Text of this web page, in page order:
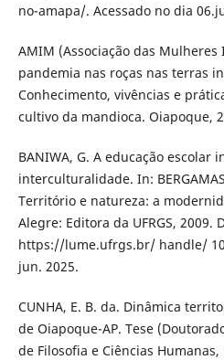
no-amapa/. Acessado no dia
AMIM (Associação das
pandemia nas roças nas terras
Conhecimento, vivências e
cultivo da mandioca. Oiapoque,
BANIWA, G. A educação escolar
interculturalidade. In:
Território e natureza: a
Alegre: Editora da UFRGS, 2009.
https://lume.ufrgs.br/ handle/
jun. 2025.
CUNHA, E. B. da. Dinâmica
de Oiapoque-AP. Tese
de Filosofia e Ciências